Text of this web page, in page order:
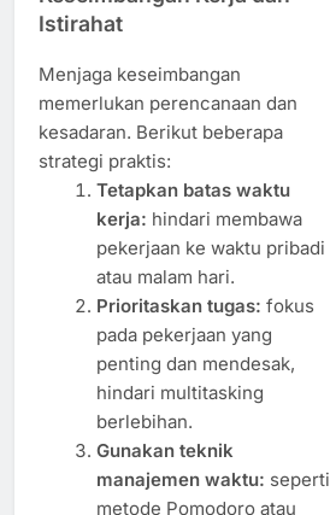
Istirahat
Menjaga keseimbangan
memerlukan perencanaan dan
kesadaran. Berikut beberapa
strategi praktis:
Tetapkan batas waktu
kerja: hindari membawa
pekerjaan ke waktu pribadi
atau malam hari.
Prioritaskan tugas: fokus
pada pekerjaan yang
penting dan mendesak,
hindari multitasking
berlebihan.
Gunakan teknik
manajemen waktu: seperti
metode Pomodoro atau